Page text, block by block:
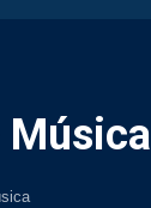
Música